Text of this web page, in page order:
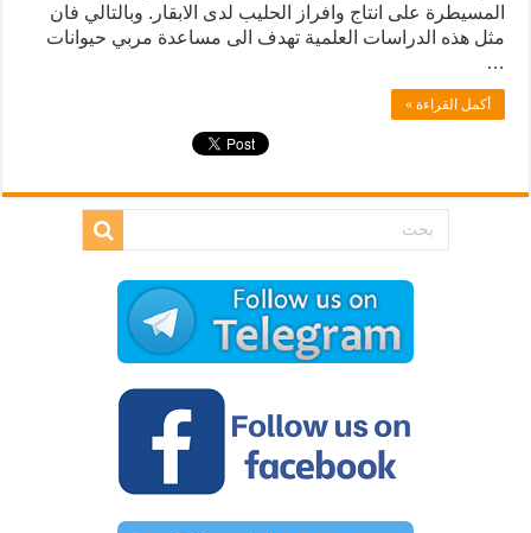
المسيطرة على انتاج وافراز الحليب لدى الابقار. وبالتالي فان
مثل هذه الدراسات العلمية تهدف الى مساعدة مربي حيوانات
…
أكمل القراءة »